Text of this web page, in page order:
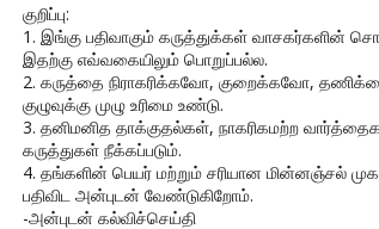
குறிப்பு:
1. இங்கு பதிவாகும் கருத்துக்கள் வாசகர்களின்
இதற்கு எவ்வகையிலும் பொறுப்பல்ல.
2. கருத்தை நிராகரிக்கவோ, குறைக்கவோ,
குழுவுக்கு முழு உரிமை உண்டு.
3. தனிமனித தாக்குதல்கள், நாகரிகமற்ற
கருத்துகள் நீக்கப்படும்.
4. தங்களின் பெயர் மற்றும் சரியான மின்னஞ்சல்
பதிவிட அன்புடன் வேண்டுகிறோம்.
-அன்புடன் கல்விச்செய்தி